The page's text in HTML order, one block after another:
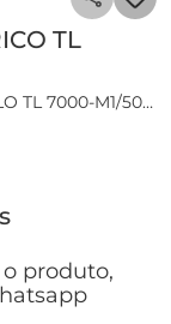
TL
TL 7000-M1/50
por detecção
TFT;
bebidas,
pontos
produto,